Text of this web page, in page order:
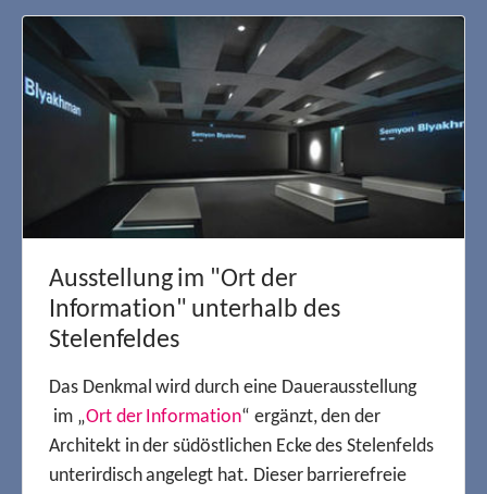
Ausstellung im "Ort der
Information" unterhalb des
Stelenfeldes
Das Denkmal wird durch eine Dauerausstellung
im „Ort der Information“ ergänzt, den der
Architekt in der südöstlichen Ecke des Stelenfelds
unterirdisch angelegt hat. Dieser barrierefreie